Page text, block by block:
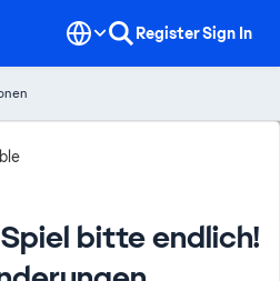
RegisterSign In
bitte endlich!